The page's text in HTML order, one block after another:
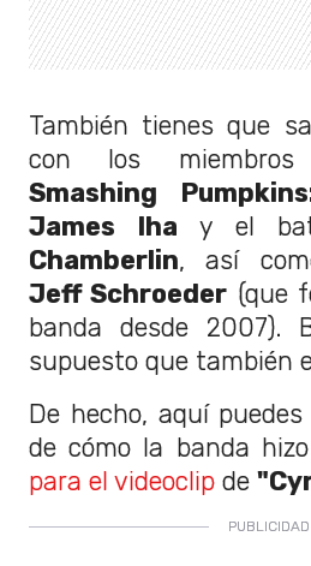
También tienes que
con los
Smashing
James Iha y el
Chamberlin, así
Jeff Schroeder (que
banda desde 2007).
supuesto que también
De hecho, aquí
de cómo la banda
para el videoclip de